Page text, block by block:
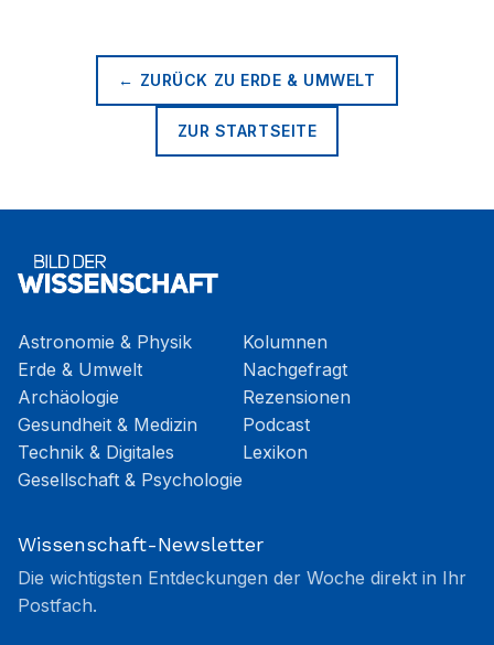
← ZURÜCK ZU ERDE & UMWELT
ZUR STARTSEITE
Astronomie & Physik
Erde & Umwelt
Archäologie
Gesundheit & Medizin
Technik & Digitales
Gesellschaft & Psychologie
Kolumnen
Nachgefragt
Rezensionen
Podcast
Lexikon
Wissenschaft-Newsletter
Die wichtigsten Entdeckungen der Woche direkt in Ihr
Postfach.